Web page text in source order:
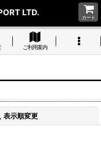
LTD.
カート
ご利用案内
表示順変更